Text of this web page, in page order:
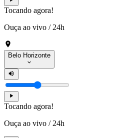
Tocando agora!
Ouça ao vivo / 24h
Belo Horizonte
Tocando agora!
Ouça ao vivo / 24h